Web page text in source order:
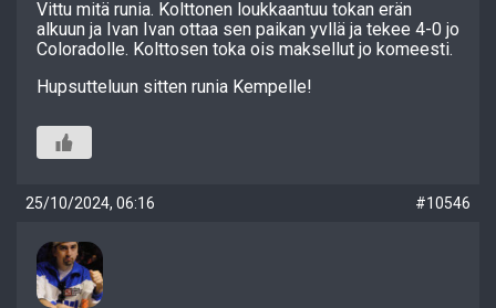
Vittu mitä runia. Kolttonen loukkaantuu tokan erän
alkuun ja Ivan Ivan ottaa sen paikan yvllä ja tekee 4-0 jo
Coloradolle. Kolttosen toka ois maksellut jo komeesti.
Hupsutteluun sitten runia Kempelle!
25/10/2024, 06:16 #10546